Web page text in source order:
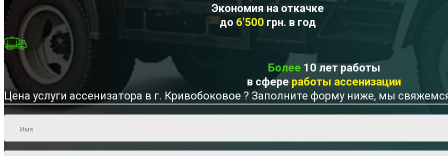
Экономия на откачке
до 6'500 грн. в год
Более 10 лет работы
в сфере работы ассенизации
Цена услуги ассенизатора в г. Кривобоковое ? Заполните форму ниже, мы